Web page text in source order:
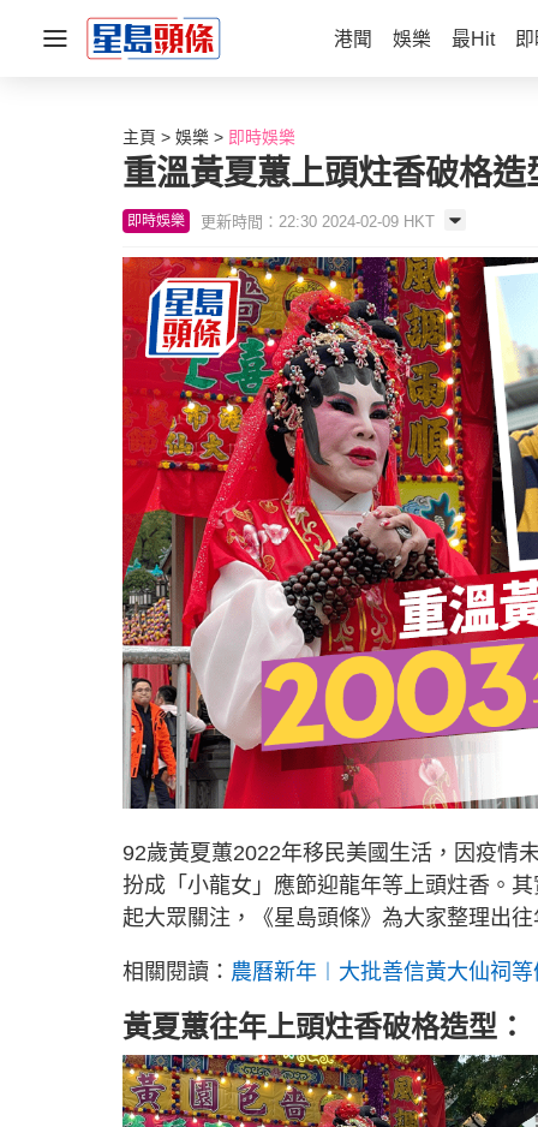
港聞 娛樂 最Hit
主頁 娛樂 即時娛樂
重溫黃夏蕙上頭炷香破格
即時娛樂 更新時間：22:30 2024-02-09 HKT
92歲黃夏蕙2022年移民美國生活，因疫情
扮成「小龍女」應節迎龍年等上頭炷香。
起大眾關注，《星島頭條》為大家整理出
相關閱讀： 農曆新年︱大批善信黃大仙祠
黃夏蕙往年上頭炷香破格造型：